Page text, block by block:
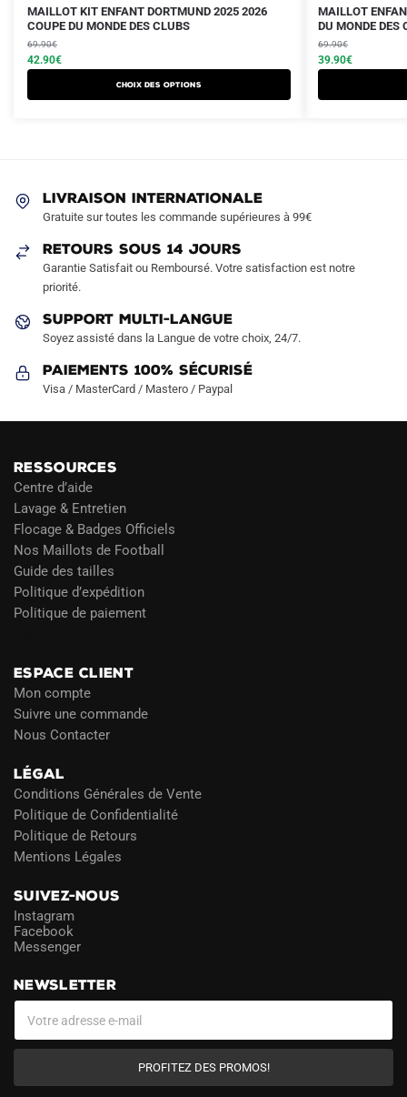
MAILLOT KIT ENFANT DORTMUND 2025 2026
COUPE DU MONDE DES CLUBS
69.90€
Le
prix
initial
était :
42.90€
Le
prix
actuel
est :
Choix des options
Ce
produit
a
plusieurs
variations.
choisies
la
page
produit
MAILLOT
DU MONDE DES
69.90€
Le
prix
initial
était :
39.90€
Le
prix
actuel
est :
Ce
produit
a
plusieurs
variations.
page
LIVRAISON INTERNATIONALE
Gratuite sur toutes les commande supérieures à 99€
RETOURS SOUS 14 JOURS
Garantie Satisfait ou Remboursé. Votre satisfaction est notre
priorité.
SUPPORT MULTI-LANGUE
Soyez assisté dans la Langue de votre choix, 24/7.
Paiements 100% Sécurisé
Visa / MasterCard / Mastero / Paypal
RESSOURCES
Centre d’aide
Lavage & Entretien
Flocage & Badges Officiels
Nos Maillots de Football
Guide des tailles
Politique d’expédition
Politique de paiement
ESPACE CLIENT
Mon compte
Suivre une commande
Nous Contacter
LÉGAL
Conditions Générales de Vente
Politique de Confidentialité
Politique de Retours
Mentions Légales
SUIVEZ-NOUS
Instagram
Facebook
Messenger
NEWSLETTER
PROFITEZ DES PROMOS!